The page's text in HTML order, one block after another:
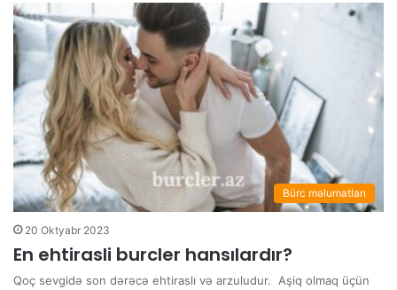
Bürc məlumatları
20 Oktyabr 2023
En ehtirasli burcler hansılardır?
Qoç sevgidə son dərəcə ehtiraslı və arzuludur. Aşiq olmaq üçün